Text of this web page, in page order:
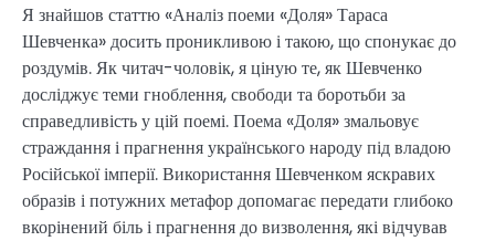
Я знайшов статтю «Аналіз поеми «Доля» Тараса
Шевченка» досить проникливою і такою, що спонукає до
роздумів. Як читач-чоловік, я ціную те, як Шевченко
досліджує теми гноблення, свободи та боротьби за
справедливість у цій поемі. Поема «Доля» змальовує
страждання і прагнення українського народу під владою
Російської імперії. Використання Шевченком яскравих
образів і потужних метафор допомагає передати глибоко
вкорінений біль і прагнення до визволення, які відчував